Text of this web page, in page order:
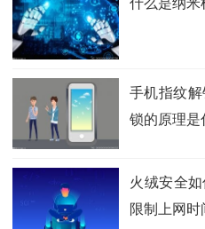
什么是​纳米
手机指纹
锁的原理是
火绒安全
限制上网时